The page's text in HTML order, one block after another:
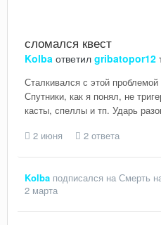
сломался квест
Kolba ответил gribatopor12
Сталкивался с этой
Спутники, как я понял, не
касты, спеллы и тп. Ударь
2 июня
2 ответа
Kolba подписался на Смерть
2 марта